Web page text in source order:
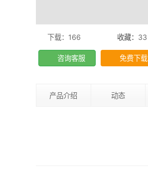
下载：166 收藏： 33
咨询客服 免费下载
产品介绍 动态